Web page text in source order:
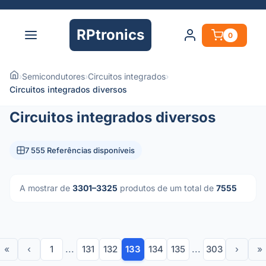
RPtronics 0
›Semicondutores›Circuitos integrados›
Circuitos integrados diversos
Circuitos integrados diversos
7 555 Referências disponíveis
A mostrar de 3301–3325 produtos de um total de 7555
« ‹ 1 ... 131 132 133 134 135 ... 303 › »